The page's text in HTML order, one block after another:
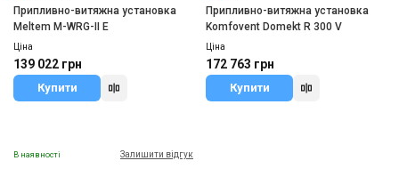
Припливно-витяжна установка
Meltem M-WRG-II E
Ціна
139 022 грн
Купити
Припливно-витяжна установка
Komfovent Domekt R 300 V
Ціна
172 763 грн
Купити
В наявності Залишити відгук